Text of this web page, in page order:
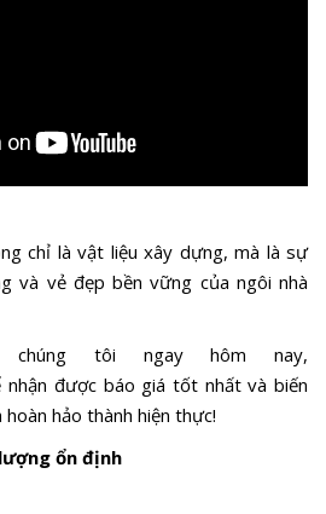
chỉ là vật liệu xây dựng, mà là sự
và vẻ đẹp bền vững của ngôi nhà
tôi ngay hôm nay,
được báo giá tốt nhất và biến
hảo thành hiện thực!
ổn định